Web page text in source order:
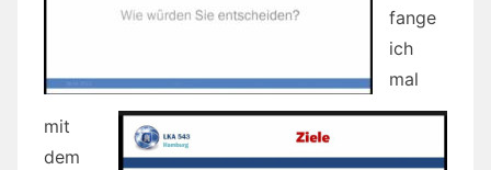
fange
ich
mal
mit
dem